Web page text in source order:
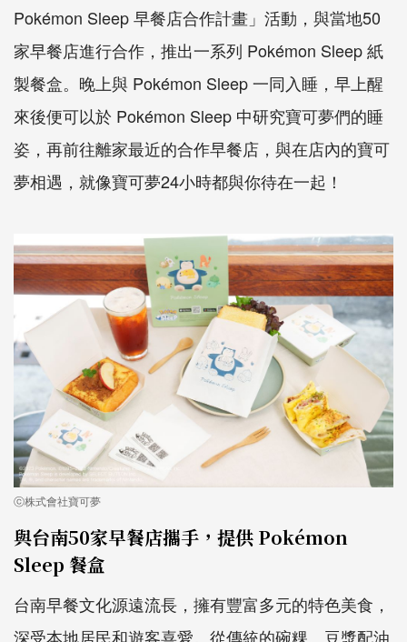
Pokémon Sleep 早餐店合作計畫」活動，與當地50
家早餐店進行合作，推出一系列 Pokémon Sleep 紙
製餐盒。晚上與 Pokémon Sleep 一同入睡，早上醒
來後便可以於 Pokémon Sleep 中研究寶可夢們的睡
姿，再前往離家最近的合作早餐店，與在店內的寶可
夢相遇，就像寶可夢24小時都與你待在一起！
ⓒ株式會社寶可夢
與台南50家早餐店攜手，提供 Pokémon
Sleep 餐盒
台南早餐文化源遠流長，擁有豐富多元的特色美食，
深受本地居民和遊客喜愛。從傳統的碗粿、豆漿配油